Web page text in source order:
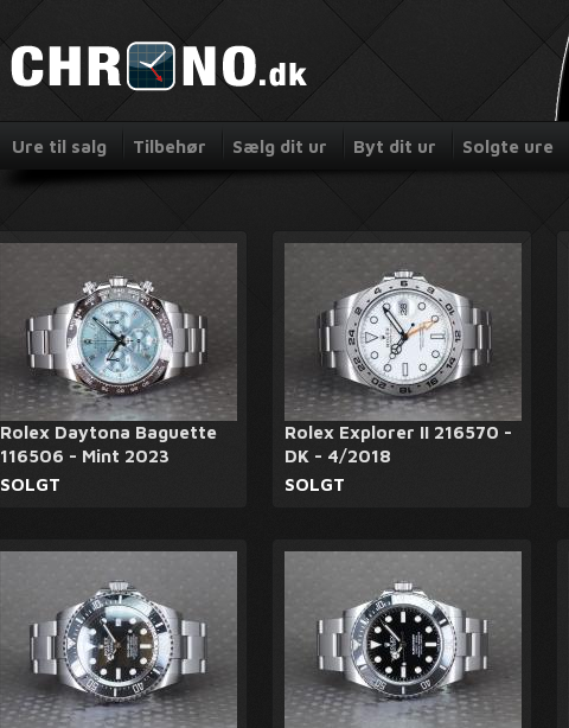
Ure til salg Tilbehør Sælg dit ur Byt dit ur Solgte ure
Rolex Daytona Baguette
116506 - Mint 2023
SOLGT
Rolex Explorer II 216570 -
DK - 4/2018
SOLGT